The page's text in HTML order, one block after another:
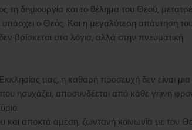
δημιουργία και το θέλημα του Θεού,
ο Θεός. Και η μεγαλύτερη απάντηση
βρίσκεται στα λόγια, αλλά στην πνευματική
μας, η καθαρή προσευχή δεν είναι μια
ησυχάζει, αποσυνδέεται από κάθε γήινη
και αποκτά άμεση, ζωντανή κοινωνία με τον